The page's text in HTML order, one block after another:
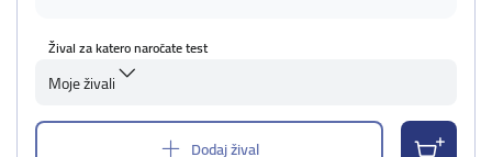
Žival za katero naročate test
Moje živali
Dodaj žival